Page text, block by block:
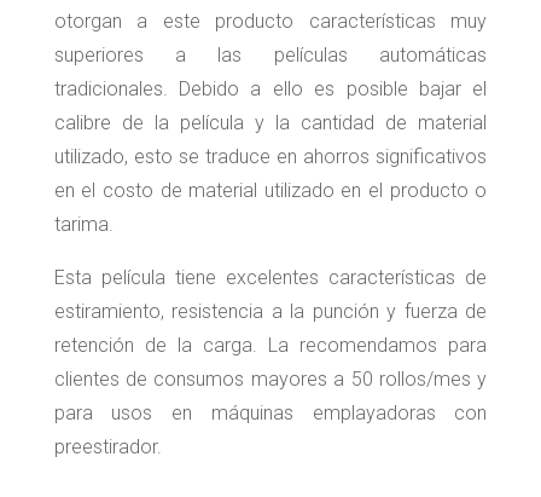
otorgan a este producto características muy
superiores a las películas automáticas
tradicionales. Debido a ello es posible bajar el
calibre de la película y la cantidad de material
utilizado, esto se traduce en ahorros significativos
en el costo de material utilizado en el producto o
tarima.
Esta película tiene excelentes características de
estiramiento, resistencia a la punción y fuerza de
retención de la carga. La recomendamos para
clientes de consumos mayores a 50 rollos/mes y
para usos en máquinas emplayadoras con
preestirador.